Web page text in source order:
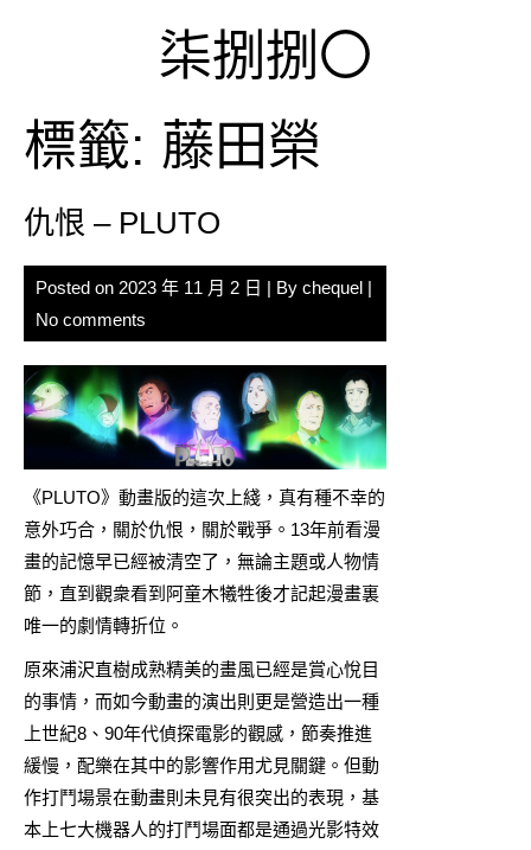
柒捌捌〇
標籤: 藤田榮
仇恨 – PLUTO
Posted on 2023 年 11 月 2 日 | By chequel |
No comments
《PLUTO》動畫版的這次上綫，真有種不幸的
意外巧合，關於仇恨，關於戰爭。13年前看漫
畫的記憶早已經被清空了，無論主題或人物情
節，直到觀衆看到阿童木犧牲後才記起漫畫裏
唯一的劇情轉折位。
原來浦沢直樹成熟精美的畫風已經是賞心悅目
的事情，而如今動畫的演出則更是營造出一種
上世紀8、90年代偵探電影的觀感，節奏推進
緩慢，配樂在其中的影響作用尤見關鍵。但動
作打鬥場景在動畫則未見有很突出的表現，基
本上七大機器人的打鬥場面都是通過光影特效